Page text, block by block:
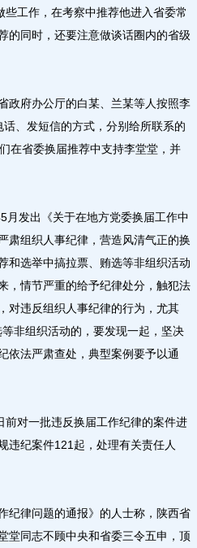
工作，在考察中推荐他进入省委常
的同时，还要注意做谈话圈内的省级
府办公厅的白某、兰某等人按照李
、发短信的方式，分别给所联系的
在省委换届推荐中支持李堂堂，并
发出《关于在地方党委换届工作中
肃组织人事纪律，营造风清气正的换
和选举中搞拉票、贿选等非组织活动
，情节严重的给予纪律处分，触犯法
对违反组织人事纪律的行为，尤其
非组织活动的，要发现一起，坚决
依法严肃查处，典型案例要予以通
对一批违反换届工作纪律的案件进
违纪案件121起，处理有关责任人
律问题的通报》的人士称，陕西省
堂同志不顾中央和省委三令五申，顶